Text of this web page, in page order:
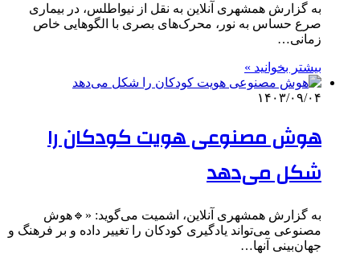
به گزارش همشهری آنلاین به نقل از نیواطلس، در بیماری
صرع حساس به نور، محرک‌های بصری با الگوهایی خاص
زمانی…
بیشتر بخوانید »
۱۴۰۳/۰۹/۰۴
هوش مصنوعی هویت کودکان را
شکل می‌دهد
به گزارش همشهری آنلاین، اشمیت می‌گوید: «🔹هوش
مصنوعی می‌تواند یادگیری کودکان را تغییر داده و بر فرهنگ و
جهان‌بینی آنها…